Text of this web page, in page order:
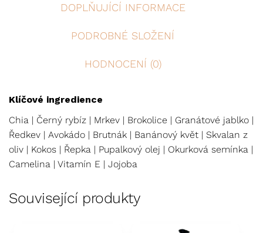
DOPLŇUJÍCÍ INFORMACE
PODROBNÉ SLOŽENÍ
HODNOCENÍ (0)
Klíčové ingredience
Chia | Černý rybíz | Mrkev | Brokolice | Granátové jablko |
Ředkev | Avokádo | Brutnák | Banánový květ | Skvalan z
oliv | Kokos | Řepka | Pupalkový olej | Okurková semínka |
Camelina | Vitamín E | Jojoba
Související produkty